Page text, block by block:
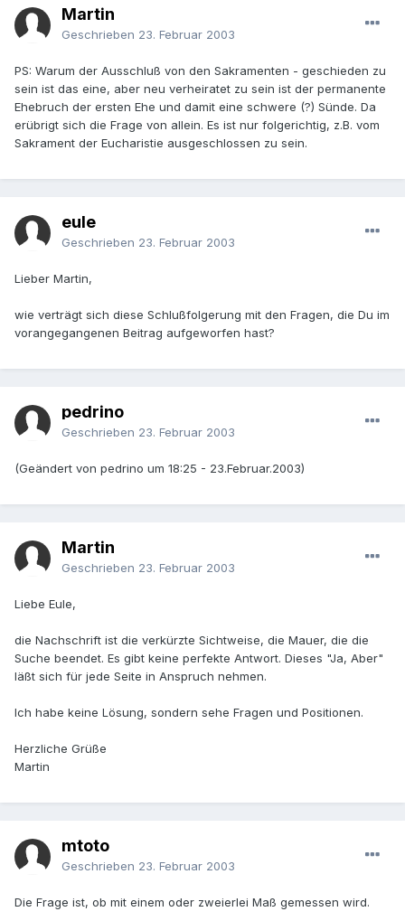
Martin
Geschrieben 23. Februar 2003
PS: Warum der Ausschluß von den Sakramenten - geschieden zu
sein ist das eine, aber neu verheiratet zu sein ist der permanente
Ehebruch der ersten Ehe und damit eine schwere (?) Sünde. Da
erübrigt sich die Frage von allein. Es ist nur folgerichtig, z.B. vom
Sakrament der Eucharistie ausgeschlossen zu sein.
eule
Geschrieben 23. Februar 2003
Lieber Martin,
wie verträgt sich diese Schlußfolgerung mit den Fragen, die Du im
vorangegangenen Beitrag aufgeworfen hast?
pedrino
Geschrieben 23. Februar 2003
(Geändert von pedrino um 18:25 - 23.Februar.2003)
Martin
Geschrieben 23. Februar 2003
Liebe Eule,
die Nachschrift ist die verkürzte Sichtweise, die Mauer, die die
Suche beendet. Es gibt keine perfekte Antwort. Dieses "Ja, Aber"
läßt sich für jede Seite in Anspruch nehmen.
Ich habe keine Lösung, sondern sehe Fragen und Positionen.
Herzliche Grüße
Martin
mtoto
Geschrieben 23. Februar 2003
Die Frage ist, ob mit einem oder zweierlei Maß gemessen wird.